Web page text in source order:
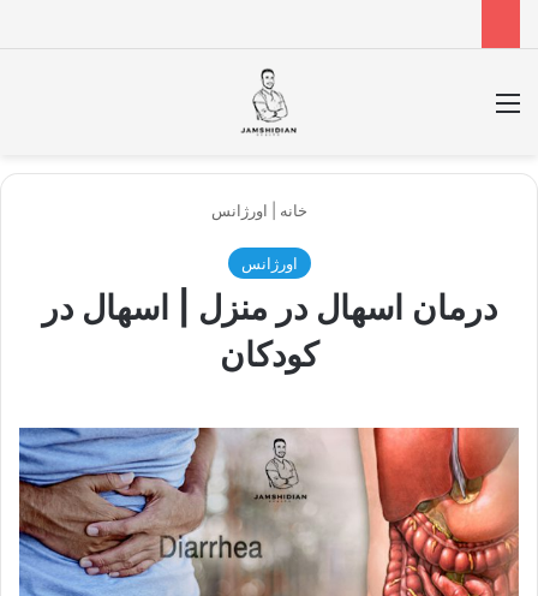
خانه اورژانس
اورژانس
درمان اسهال در منزل | اسهال در
کودکان